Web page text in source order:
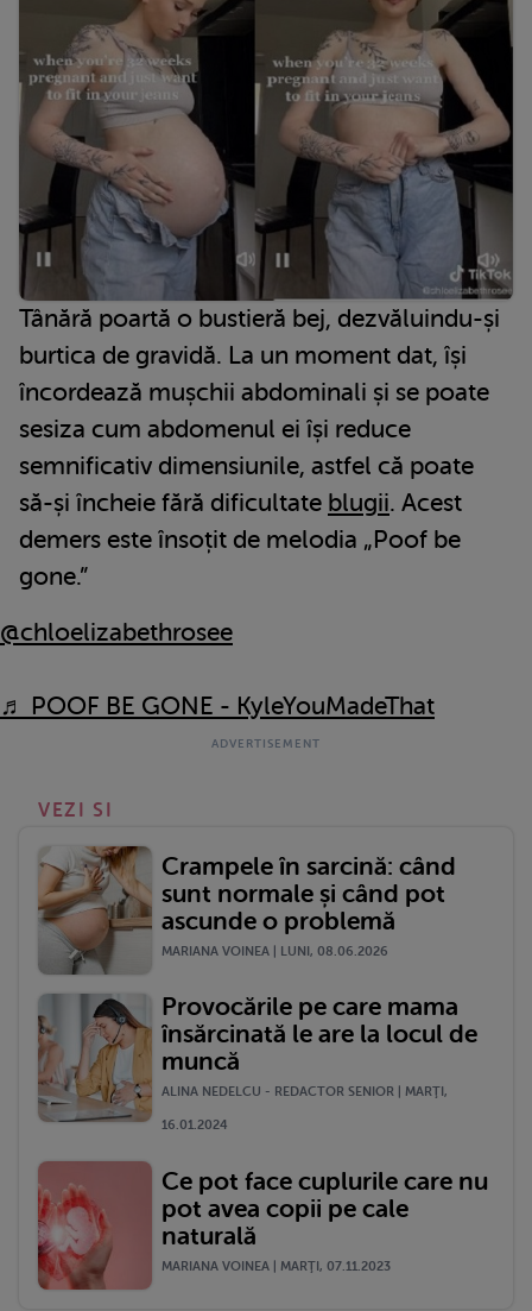
Tânără poartă o bustieră bej, dezvăluindu-și
burtica de gravidă. La un moment dat, își
încordează mușchii abdominali și se poate
sesiza cum abdomenul ei își reduce
semnificativ dimensiunile, astfel că poate
să-și încheie fără dificultate blugii. Acest
demers este însoțit de melodia „Poof be
gone.”
@chloelizabethrosee
♬ POOF BE GONE - KyleYouMadeThat
VEZI SI
Crampele în sarcină: când
sunt normale și când pot
ascunde o problemă
MARIANA VOINEA | LUNI, 08.06.2026
Provocările pe care mama
însărcinată le are la locul de
muncă
ALINA NEDELCU - REDACTOR SENIOR | MARŢI,
16.01.2024
Ce pot face cuplurile care nu
pot avea copii pe cale
naturală
MARIANA VOINEA | MARŢI, 07.11.2023